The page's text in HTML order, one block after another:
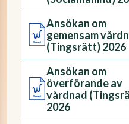
Ansökan om
gemensam
(Tingsrätt) 2026
Ansökan om
överförande av
vårdnad
2026